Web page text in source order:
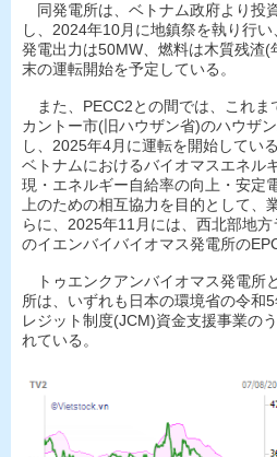
同発電所は、ベトナム政府より投
し、2024年10月に地鎮祭を執り行い
発電出力は50MW、燃料は木質残渣
末の運転開始を予定している。
また、PECC2との間では、これま
カントー市(旧ハウザン省)のハウザ
し、2025年4月に運転を開始してい
ベトナムにおけるバイオマスエネル
現・エネルギー自給率の向上・安定
上のための相互協力を目的として、
らに、2025年11月には、西北部地
のイエンバイバイオマス発電所の
トゥエンクアンバイオマス発電所
所は、いずれも日本の環境省の令和
レジット制度(JCM)資金支援事業の
れている。